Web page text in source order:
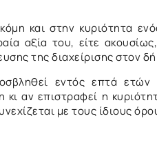
και στην κυριότητα
αξία του, είτε
της διαχείρισης στον
εντός επτά
αν επιστραφεί η
με τους ίδιους